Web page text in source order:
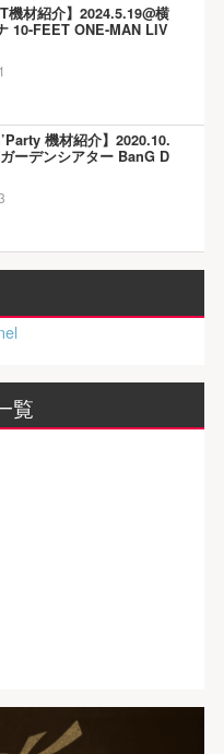
機材紹介】2024.5.19@横
10-FEET ONE-MAN LIV
機材紹介】2020.10.
ーデンシアター BanG D
覧